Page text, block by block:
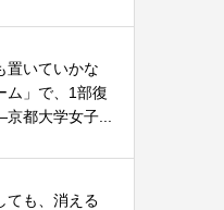
置いていかな
ム」で、1部復
都大学女子...
ても、消える